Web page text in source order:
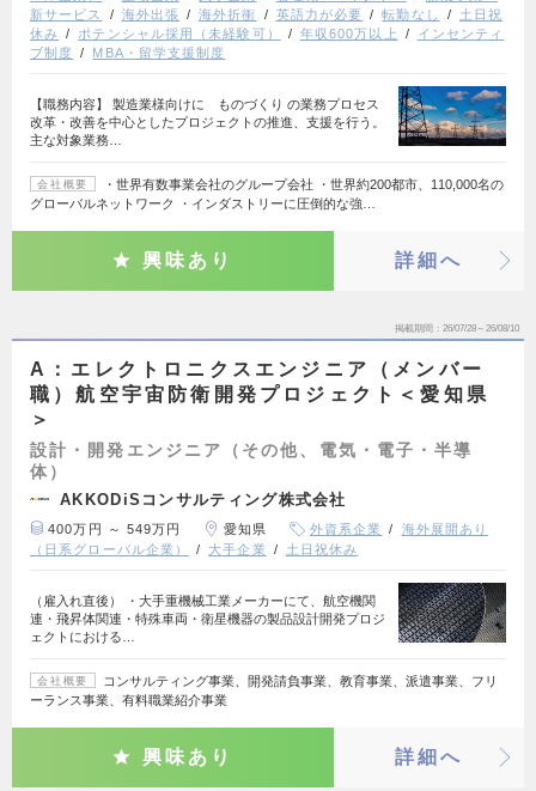
新サービス
海外出張 海外折衝 英語力が必要 転勤なし
土日祝
休み
ポテンシャル採用（未経験可） 年収600万以上
インセンティ
ブ制度
MBA・留学支援制度
【職務内容】 製造業様向けに ものづくり の業務プロセス
改革・改善を中心としたプロジェクトの推進、支援を行う。
主な対象業務…
会社概要
・世界有数事業会社のグループ会社 ・世界約200都市、110,000名の
グローバルネットワーク ・インダストリーに圧倒的な強…
興味あり 詳細へ
掲載期間 26/07/28～26/08/10
A：エレクトロニクスエンジニア（メンバー
職）航空宇宙防衛開発プロジェクト＜愛知県
＞
設計・開発エンジニア（その他、電気・電子・半導
体）
AKKODiSコンサルティング株式会社
400万円 ～ 549万円 愛知県 外資系企業
海外展開あり
（日系グローバル企業）
大手企業 土日祝休み
（雇入れ直後） ・大手重機械工業メーカーにて、航空機関
連・飛昇体関連・特殊車両・衛星機器の製品設計開発プロジ
ェクトにおける…
会社概要
コンサルティング事業、開発請負事業、教育事業、派遣事業、フリ
ーランス事業、有料職業紹介事業
興味あり 詳細へ